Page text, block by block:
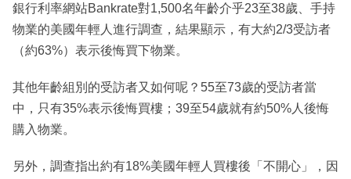
銀行利率網站Bankrate對1,500名年齡介乎23至38歲、手持
物業的美國年輕人進行調查，結果顯示，有大約2/3受訪者
（約63%）表示後悔買下物業。
其他年齡組別的受訪者又如何呢？55至73歲的受訪者當
中，只有35%表示後悔買樓；39至54歲就有約50%人後悔
購入物業。
另外，調查指出約有18%美國年輕人買樓後「不開心」，因